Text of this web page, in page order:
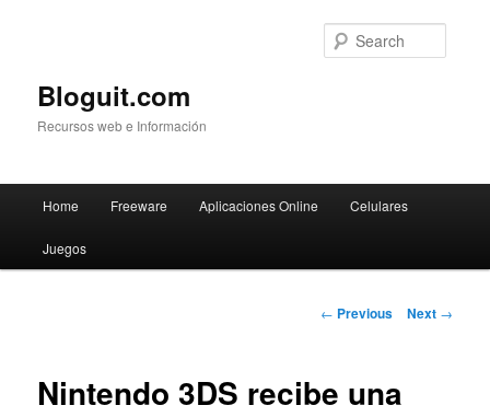
Bloguit.com
Recursos web e Información
Skip
to
Home Freeware Aplicaciones Online Celulares
Juegos
Post
← Previous Next →
Nintendo 3DS recibe una